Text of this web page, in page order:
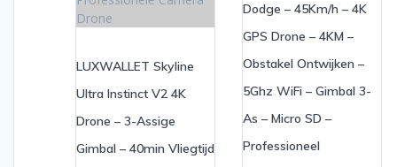
LUXWALLET Skyline
Ultra Instinct V2 4K
Drone – 3-Assige
Gimbal – 40min Vliegtijd
Dodge – 45Km/h – 4K
GPS Drone – 4KM –
Obstakel Ontwijken –
5Ghz WiFi – Gimbal 3-
As – Micro SD –
Professioneel